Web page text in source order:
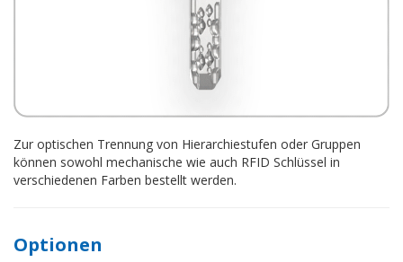
Zur optischen Trennung von Hierarchiestufen oder Gruppen
können sowohl mechanische wie auch RFID Schlüssel in
verschiedenen Farben bestellt werden.
Optionen